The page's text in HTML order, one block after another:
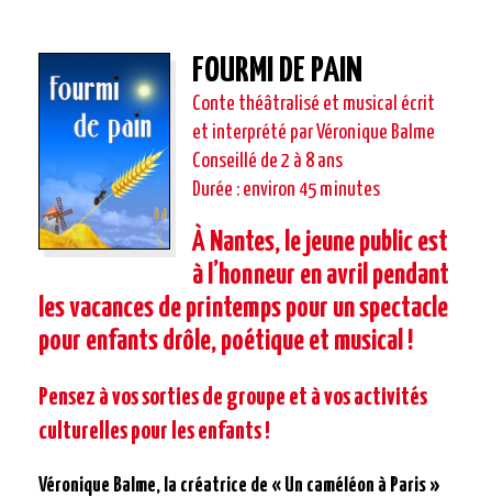
FOURMI DE PAIN
Conte théâtralisé et musical écrit
et interprété par Véronique Balme
Conseillé de 2 à 8 ans
Durée : environ 45 minutes
À Nantes, le jeune public est
à l’honneur en avril pendant
les vacances de printemps pour un spectacle
pour enfants drôle, poétique et musical !
Pensez à vos sorties de groupe et à vos activités
culturelles pour les enfants !
Véronique Balme, la créatrice de « Un caméléon à Paris »